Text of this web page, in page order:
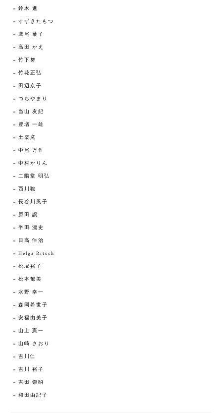
鈴木 進
すずきたもつ
鷹尾 葉子
高田 かえ
竹下努
竹花正弘
田辺京子
つちやまり
当山 友紀
豊増 一雄
土楽窯
中尾 万作
中村かりん
二階堂 明弘
西川聡
長谷川風子
原田 譲
半田 濃史
日高 伸治
Helga Ritsch
松塚裕子
松本郁美
水野 幸一
森岡希世子
安福由美子
山上 憲一
山崎 さおり
吉川仁
吉川 裕子
吉田 崇昭
和田由記子